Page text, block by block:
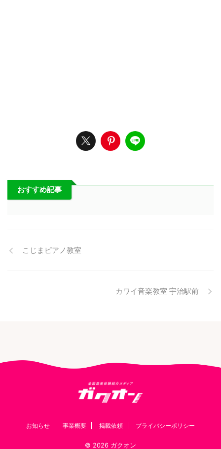
おすすめ記事
こじまピアノ教室
カワイ音楽教室 宇治駅前
お知らせ 事業概要 掲載依頼 プライバシーポリシー
© 2026 ガクオン